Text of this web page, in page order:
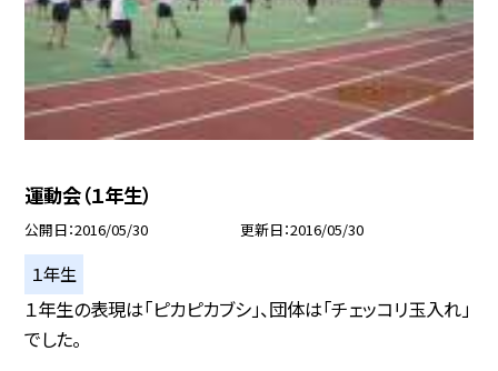
運動会（１年生）
公開日 2016/05/30 更新日 2016/05/30
１年生
１年生の表現は「ピカピカブシ」、団体は「チェッコリ玉入れ」
でした。